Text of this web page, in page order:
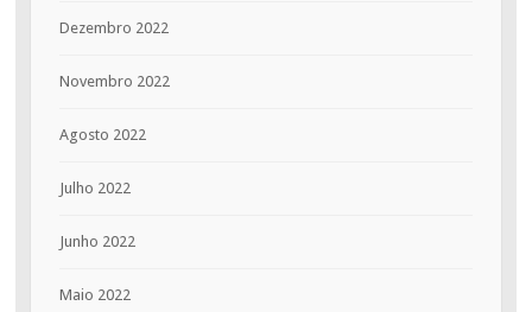
Dezembro 2022
Novembro 2022
Agosto 2022
Julho 2022
Junho 2022
Maio 2022